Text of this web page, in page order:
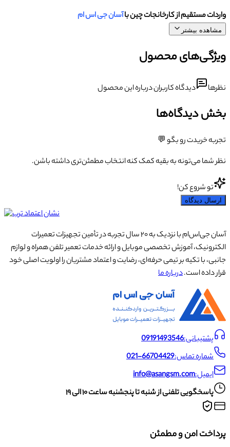
واردات مستقیم از کارخانجات چین باآسان جی اس ام
مشاهده بیشتر
ویژگی‌های محصول
نظرها دیدگاه کاربران درباره این محصول
بخش دیدگاه‌ها
تجربه خریدت رو بگو 💬
نظر شما می‌تونه به بقیه کمک کنه انتخاب مطمئن‌تری داشته باشن.
تو شروع کن!
ارسال دیدگاه
آسان جی‌اس‌ام با نزدیک به ۲۰ سال تجربه در تأمین تجهیزات تعمیرات
الکترونیک، آموزش تخصصی موبایل و ارائه خدمات تعمیر تلفن همراه و لوازم
جانبی، با تکیه بر تیمی حرفه‌ای، رضایت و اعتماد مشتریان را اولویت اصلی خود
قرار داده است.درباره ما
پشتیبانی:09191493546
شماره تماس:021-66704429
ایمیل:info@asangsm.com
پاسخگویی تلفنی از شنبه تا پنجشنبه ساعت ۱۰ الی ۱۹
پرداخت امن و مطمئن